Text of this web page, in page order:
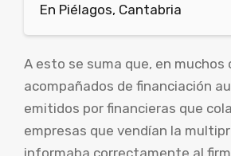
En Piélagos, Cantabria
A esto se suma que, en muchos
acompañados de financiación
emitidos por financieras que
empresas que vendían la
informaba correctamente al